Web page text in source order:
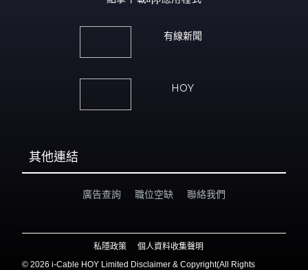
有線新聞
HOY
其他連結
廣告查詢 職位空缺 聯絡我們
私隱政策
個人資料收集聲明
© 2026 i-Cable HOY Limited Disclaimer & Copyright(All Rights